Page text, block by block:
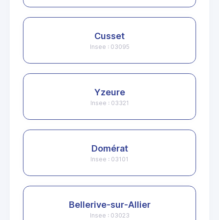
Cusset
Insee : 03095
Yzeure
Insee : 03321
Domérat
Insee : 03101
Bellerive-sur-Allier
Insee : 03023